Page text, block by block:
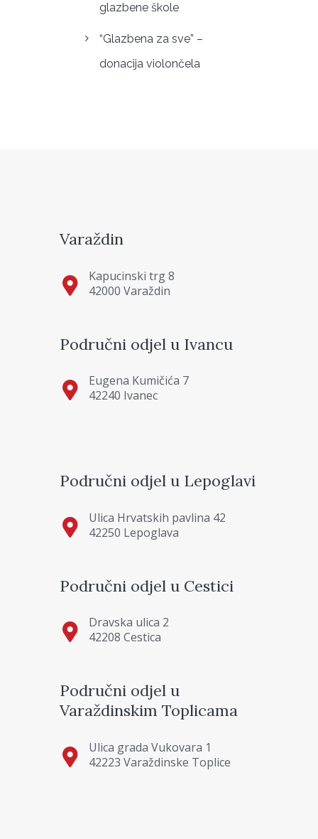
glazbene škole
“Glazbena za sve” –
donacija violončela
Varaždin
Kapucinski trg 8
42000 Varaždin
Područni odjel u Ivancu
Eugena Kumičića 7
42240 Ivanec
Područni odjel u Lepoglavi
Ulica Hrvatskih pavlina 42
42250 Lepoglava
Područni odjel u Cestici
Dravska ulica 2
42208 Cestica
Područni odjel u
Varaždinskim Toplicama
Ulica grada Vukovara 1
42223 Varaždinske Toplice